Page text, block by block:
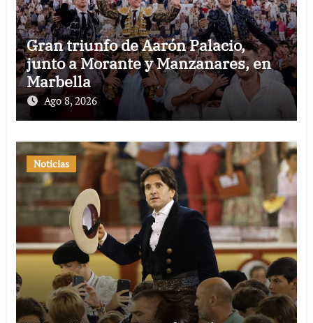
Gran triunfo de Aarón Palacio,
junto a Morante y Manzanares, en
Marbella
Ago 8, 2026
Noticias